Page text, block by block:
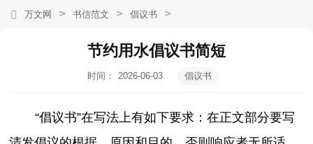
万文网 > 书信范文 > 倡议书 >
节约用水倡议书简短
时间：
2026-06-03
倡议书
“倡议书”在写法上有如下要求：在正文部分要写